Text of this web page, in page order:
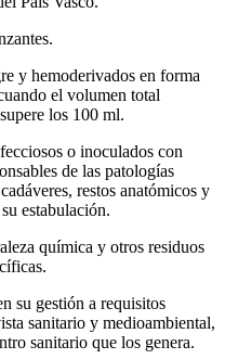
y hemoderivados en forma
el volumen total
los 100 ml.
o inoculados con
de las patologías
restos anatómicos y
estabulación.
química y otros residuos
su gestión a requisitos
sanitario y medioambiental,
sanitario que los genera.